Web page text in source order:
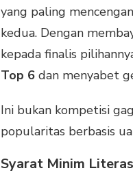
yang paling
kedua. Dengan
kepada finalis
Top 6 dan menyabet
Ini bukan kompetisi
popularitas berbasis
Syarat Minim